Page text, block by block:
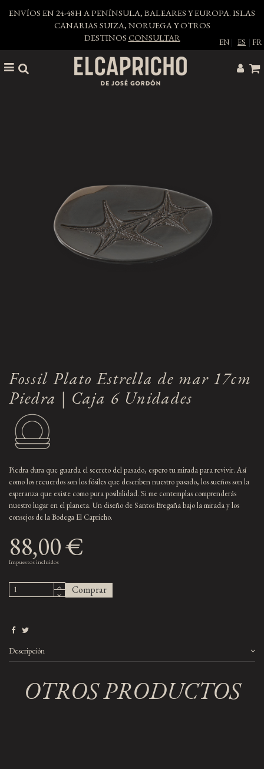
ENVÍOS EN 24-48H A PENÍNSULA, BALEARES Y EUROPA. ISLAS
CANARIAS SUIZA, NORUEGA Y OTROS
DESTINOS CONSULTAR EN | ES |FR
Fossil Plato Estrella de mar 17cm
Piedra | Caja 6 Unidades
Piedra dura que guarda el secreto del pasado, espero tu mirada para revivir. Así
como los recuerdos son los fósiles que describen nuestro pasado, los sueños son la
esperanza que existe como pura posibilidad. Si me contemplas comprenderás
nuestro lugar en el planeta. Un diseño de Santos Bregaña bajo la mirada y los
consejos de la Bodega El Capricho.
88,00 €
Impuestos incluidos
Comprar
Descripción
OTROS PRODUCTOS